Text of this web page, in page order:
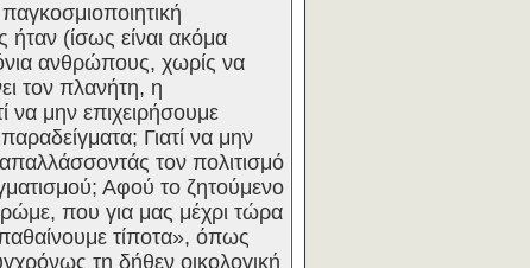
(ίσως είναι ακόμα
ανθρώπους, χωρίς να
τον πλανήτη, η
να μην επιχειρήσουμε
Γιατί να μην
τον πολιτισμό
Αφού το ζητούμενο
που για μας μέχρι τώρα
τίποτα», όπως
τη δήθεν οικολογική